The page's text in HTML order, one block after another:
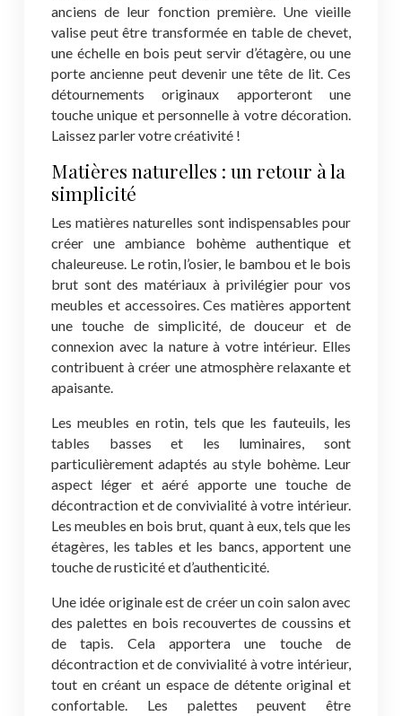
anciens de leur fonction première. Une vieille
valise peut être transformée en table de chevet,
une échelle en bois peut servir d’étagère, ou une
porte ancienne peut devenir une tête de lit. Ces
détournements originaux apporteront une
touche unique et personnelle à votre décoration.
Laissez parler votre créativité !
Matières naturelles : un retour à la
simplicité
Les matières naturelles sont indispensables pour
créer une ambiance bohème authentique et
chaleureuse. Le rotin, l’osier, le bambou et le bois
brut sont des matériaux à privilégier pour vos
meubles et accessoires. Ces matières apportent
une touche de simplicité, de douceur et de
connexion avec la nature à votre intérieur. Elles
contribuent à créer une atmosphère relaxante et
apaisante.
Les meubles en rotin, tels que les fauteuils, les
tables basses et les luminaires, sont
particulièrement adaptés au style bohème. Leur
aspect léger et aéré apporte une touche de
décontraction et de convivialité à votre intérieur.
Les meubles en bois brut, quant à eux, tels que les
étagères, les tables et les bancs, apportent une
touche de rusticité et d’authenticité.
Une idée originale est de créer un coin salon avec
des palettes en bois recouvertes de coussins et
de tapis. Cela apportera une touche de
décontraction et de convivialité à votre intérieur,
tout en créant un espace de détente original et
confortable. Les palettes peuvent être